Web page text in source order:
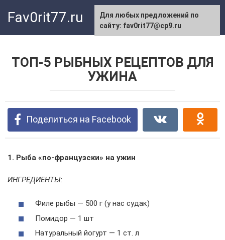
Fav0rit77.ru
ТОП-5 РЫБНЫХ РЕЦЕПТОВ ДЛЯ
УЖИНА
Поделиться на Facebook
1. Рыба «по-французски» на ужин
ИНГРЕДИЕНТЫ:
Филе рыбы — 500 г (у нас судак)
Помидор — 1 шт
Натуральный йогурт — 1 ст. л
Для любых предложений по
сайту: fav0rit77@cp9.ru